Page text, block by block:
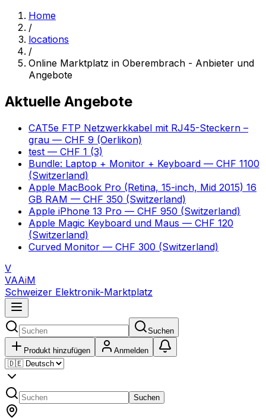
Home
/
locations
/
Online Marktplatz in Oberembrach - Anbieter und
Angebote
Aktuelle Angebote
CAT5e FTP Netzwerkkabel mit RJ45-Steckern –
grau — CHF 9 (Oerlikon)
test — CHF 1 (3)
Bundle: Laptop + Monitor + Keyboard — CHF 1100
(Switzerland)
Apple MacBook Pro (Retina, 15-inch, Mid 2015) 16
GB RAM — CHF 350 (Switzerland)
Apple iPhone 13 Pro — CHF 950 (Switzerland)
Apple Magic Keyboard und Maus — CHF 120
(Switzerland)
Curved Monitor — CHF 300 (Switzerland)
V
VAAiM
Schweizer Elektronik-Marktplatz
Suchen
Produkt hinzufügen Anmelden
Suchen